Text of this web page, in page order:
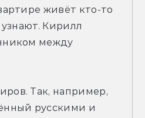
живёт кто-то
Кирилл
между
Так, например,
русскими и